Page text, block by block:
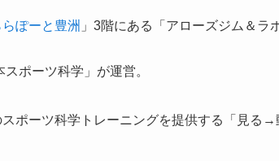
らぽーと豊洲 」3階にある「アローズジム＆ラ
スポーツ科学」が運営。
スポーツ科学トレーニングを提供する「見